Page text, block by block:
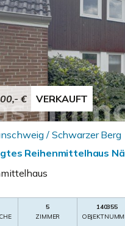
€ VERKAUFT
/ Schwarzer Berg
Reihenmittelhaus
5
ZIMMER
140355